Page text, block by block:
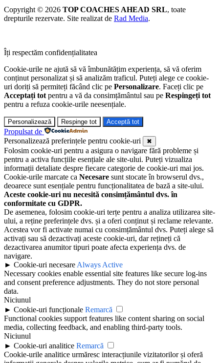
Copyright © 2026 TOP COACHES AHEAD SRL, toate
drepturile rezervate. Site realizat de Rad Media.
Îți respectăm confidențialitatea
Cookie-urile ne ajută să vă îmbunătățim experiența, să vă oferim
conținut personalizat și să analizăm traficul. Puteți alege ce cookie-
uri doriți să permiteți făcând clic pe Personalizare. Faceți clic pe
Acceptați tot pentru a vă da consimțământul sau pe Respingeți tot
pentru a refuza cookie-urile neesențiale.
Personalizează Respinge tot Acceptă tot
Propulsat de
Personalizează preferințele pentru cookie-uri
✖
Folosim cookie-uri pentru a asigura o navigare fără probleme și
pentru a activa funcțiile esențiale ale site-ului. Puteți vizualiza
informații detaliate despre fiecare categorie de cookie-uri mai jos.
Cookie-urile marcate ca Necesare sunt stocate în browserul dvs.,
deoarece sunt esențiale pentru funcționalitatea de bază a site-ului.
Aceste cookie-uri nu necesită consimțământul dvs. în
conformitate cu GDPR.
De asemenea, folosim cookie-uri terțe pentru a analiza utilizarea site-
ului, a reține preferințele dvs. și a oferi conținut și reclame relevante.
Acestea vor fi activate numai cu consimțământul dvs. Puteți alege să
activați sau să dezactivați aceste cookie-uri, dar rețineți că
dezactivarea anumitor tipuri poate afecta experiența dvs. de
navigare.
► Cookie-uri necesare Always Active
Necessary cookies enable essential site features like secure log-ins
and consent preference adjustments. They do not store personal
data.
Niciunul
► Cookie-uri funcționale Remarcă
Functional cookies support features like content sharing on social
media, collecting feedback, and enabling third-party tools.
Niciunul
► Cookie-uri analitice Remarcă
Cookie-urile analitice urmăresc interacțiunile vizitatorilor și oferă